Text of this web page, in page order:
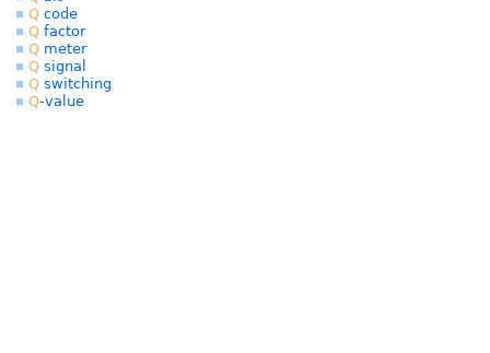
Q code
Q factor
Q meter
Q signal
Q switching
Q-value